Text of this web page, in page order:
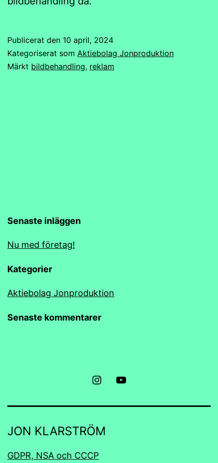
Publicerat den 10 april, 2024
Kategoriserat som Aktiebolag Jonproduktion
Märkt bildbehandling, reklam
Senaste inläggen
Nu med företag!
Kategorier
Aktiebolag Jonproduktion
Senaste kommentarer
Bara
JON KLARSTRÖM
GDPR, NSA och CCCP